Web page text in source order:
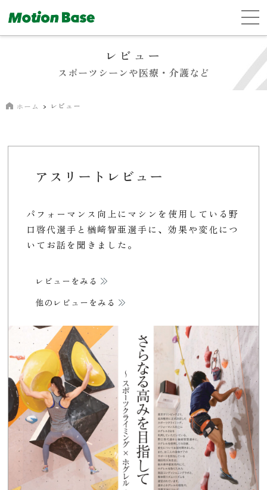
レビュー
スポーツシーンや医療・介護など
ホーム レビュー
アスリートレビュー
パフォーマンス向上にマシンを使用している野
口啓代選手と楢﨑智亜選手に、効果や変化につ
いてお話を聞きました。
レビューをみる
他のレビューをみる